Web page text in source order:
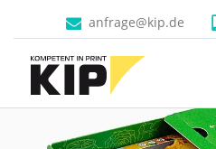
Untermenü schließen
Produkte
Untermenü schließen
Branchen
Untermenü schließen
Unternehmen
Untermenü schließen
Kontaktanfrage@kip.de